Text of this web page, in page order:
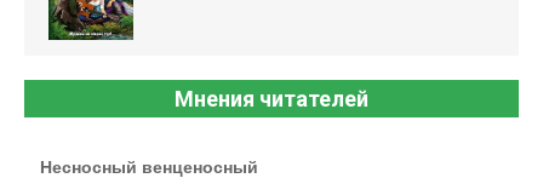
Мнения читателей
Несносный венценосный